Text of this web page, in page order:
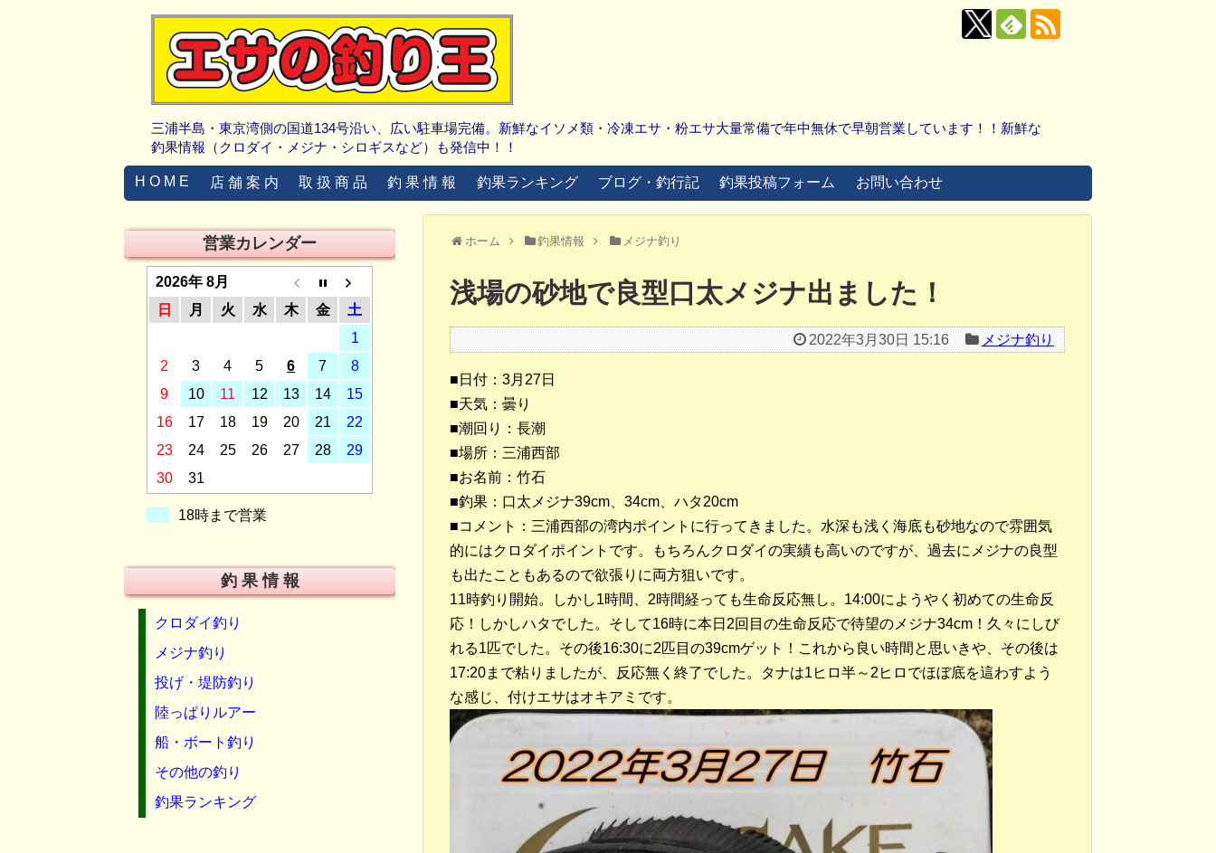
三浦半島・東京湾側の国道134号沿い、広い駐車場完備。新鮮なイソメ類・冷凍エサ・粉エサ大量常備で年中無休で早朝営業しています！！新鮮な
釣果情報（クロダイ・メジナ・シロギスなど）も発信中！！
H O M E 店 舗 案 内 取 扱 商 品 釣 果 情 報 釣果ランキング ブログ・釣行記 釣果投稿フォーム お問い合わせ
ホーム 釣果情報 メジナ釣り
浅場の砂地で良型口太メジナ出ました！
2022年3月30日 15:16 メジナ釣り
■日付：3月27日
■天気：曇り
■潮回り：長潮
■場所：三浦西部
■お名前：竹石
■釣果：口太メジナ39cm、34cm、ハタ20cm
■コメント：三浦西部の湾内ポイントに行ってきました。水深も浅く海底も砂地なので雰囲気
的にはクロダイポイントです。もちろんクロダイの実績も高いのですが、過去にメジナの良型
も出たこともあるので欲張りに両方狙いです。
11時釣り開始。しかし1時間、2時間経っても生命反応無し。14:00にようやく初めての生命反
応！しかしハタでした。そして16時に本日2回目の生命反応で待望のメジナ34cm！久々にしび
れる1匹でした。その後16:30に2匹目の39cmゲット！これから良い時間と思いきや、その後は
17:20まで粘りましたが、反応無く終了でした。タナは1ヒロ半～2ヒロでほぼ底を這わすよう
な感じ、付けエサはオキアミです。
営業カレンダー
2026年 8月
日
月 火 水 木 金
土
1
2
3 4 5 6 7
8
9
10 11 12 13 14
15
16
17 18 19 20 21
22
23
24 25 26 27 28
29
30
31
18時まで営業
釣 果 情 報
クロダイ釣り
メジナ釣り
投げ・堤防釣り
陸っぱりルアー
船・ボート釣り
その他の釣り
釣果ランキング